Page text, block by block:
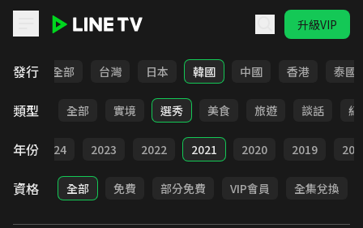
升級VIP
發行 全部 台灣 日本 韓國 中國 香港 泰國
類型 全部 實境 選秀 美食 旅遊 談話 紀
年份 2024 2023 2022 2021 2020 2019
資格 全部 免費 部分免費 VIP會員 全集兌換